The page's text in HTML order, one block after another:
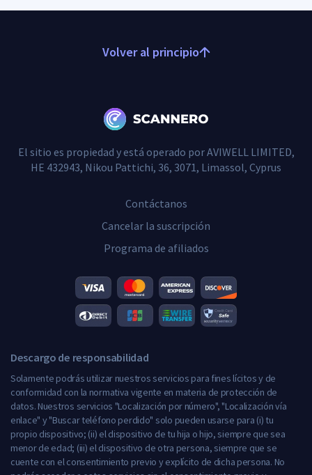
Volver al principio
El sitio es propiedad y está operado por AVIWELL LIMITED,
HE 432943, Nikou Pattichi, 36, 3071, Limassol, Cyprus
Contáctanos
Cancelar la suscripción
Programa de afiliados
Descargo de responsabilidad
Solamente podrás utilizar nuestros servicios para fines lícitos y de
conformidad con la normativa vigente en materia de protección de
datos. Nuestros servicios "Localización por número", "Localización vía
enlace" y "Buscar teléfono perdido" solo pueden usarse para (i) tu
propio dispositivo; (ii) el dispositivo de tu hija o hijo, siempre que sea
menor de edad; (iii) el dispositivo de otra persona, siempre que se
cuente con el consentimiento previo y explícito de dicha persona. No